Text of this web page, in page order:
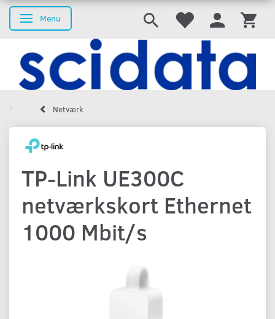
Skifte navigation
Menu
Netværk
TP-Link UE300C
netværkskort Ethernet
1000 Mbit/s